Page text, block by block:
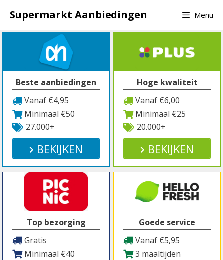
naar
inhoud
Supermarkt Aanbiedingen Menu
Beste aanbiedingen
Vanaf €4,95
Minimaal €50
27.000+
BEKIJKEN
Hoge kwaliteit
Vanaf €6,00
Minimaal €25
20.000+
BEKIJKEN
Top bezorging
Gratis
Minimaal €40
Goede service
Vanaf €5,95
3 maaltijden